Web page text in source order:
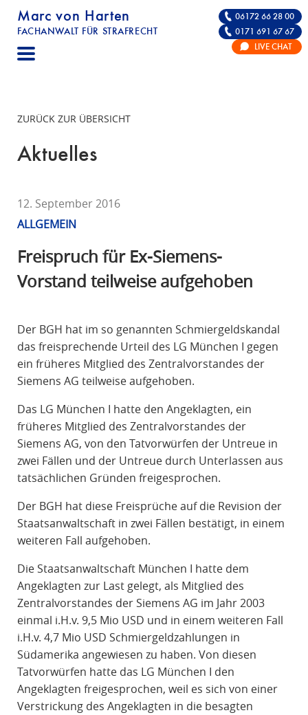
Marc von Harten
FACHANWALT FÜR STRAFRECHT
STRAFRECHT | RECHTSANWALT FÜR DIE
06172 66 28 00
0171 691 67 67
LIVE CHAT
ZURÜCK ZUR ÜBERSICHT
Aktuelles
12. September 2016
ALLGEMEIN
Freispruch für Ex-Siemens-
Vorstand teilweise aufgehoben
Der BGH hat im so genannten Schmiergeldskandal
das freisprechende Urteil des LG München I gegen
ein früheres Mitglied des Zentralvorstandes der
Siemens AG teilweise aufgehoben.
Das LG München I hatte den Angeklagten, ein
früheres Mitglied des Zentralvorstandes der
Siemens AG, von den Tatvorwürfen der Untreue in
zwei Fällen und der Untreue durch Unterlassen aus
tatsächlichen Gründen freigesprochen.
Der BGH hat diese Freisprüche auf die Revision der
Staatsanwaltschaft in zwei Fällen bestätigt, in einem
weiteren Fall aufgehoben.
Die Staatsanwaltschaft München I hatte dem
Angeklagten zur Last gelegt, als Mitglied des
Zentralvorstandes der Siemens AG im Jahr 2003
einmal i.H.v. 9,5 Mio USD und in einem weiteren Fall
i.H.v. 4,7 Mio USD Schmiergeldzahlungen in
Südamerika angewiesen zu haben. Von diesen
Tatvorwürfen hatte das LG München I den
Angeklagten freigesprochen, weil es sich von einer
Verstrickung des Angeklagten in die besagten